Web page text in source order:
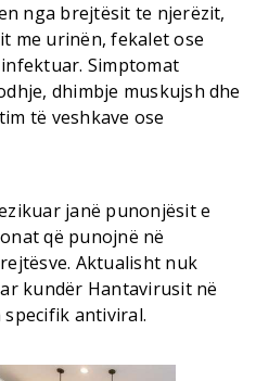
nga brejtësit te njerëzit,
me urinën, fekalet ose
Simptomat
dhimbje muskujsh dhe
të veshkave ose
janë punonjësit e
që punojnë në
Aktualisht nuk
kundër Hantavirusit në
antiviral.